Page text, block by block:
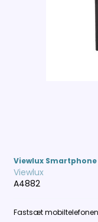
Viewlux
Viewlux
A4882
Fastsæt